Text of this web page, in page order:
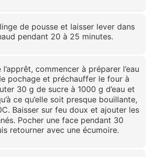
de pousse et laisser lever dans
pendant 20 à 25 minutes.
commencer à préparer l’eau
pochage et préchauffer le four à
30 g de sucre à 1000 g d’eau et
ce qu’elle soit presque bouillante,
Baisser sur feu doux et ajouter les
Pocher une face pendant 30
retourner avec une écumoire.